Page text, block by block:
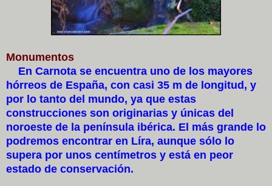
Monumentos
En Carnota se encuentra uno de los mayores
hórreos de España, con casi 35 m de longitud, y
por lo tanto del mundo, ya que estas
construcciones son originarias y únicas del
noroeste de la península ibérica. El más grande lo
podremos encontrar en Líra, aunque sólo lo
supera por unos centímetros y está en peor
estado de conservación.